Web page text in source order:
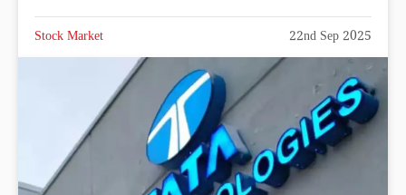
Stock Market 22nd Sep 2025